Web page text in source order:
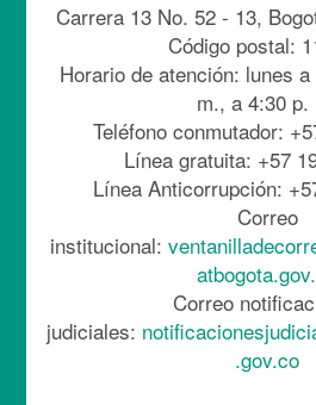
Carrera 13 No. 52 - 13,
Código postal:
Horario de atención: lunes
m., a 4:30 p.
Teléfono conmutador:
Línea gratuita: +57
Línea Anticorrupción:
Correo
institucional:
Correo
judiciales:
.gov.co